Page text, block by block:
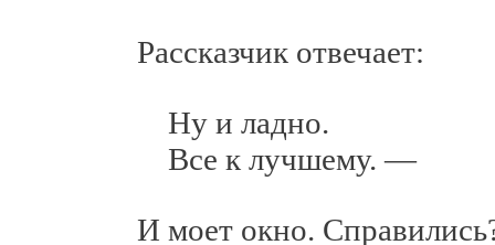
Рассказчик отвечает:
Ну и ладно.
Все к лучшему. —
И моет окно.